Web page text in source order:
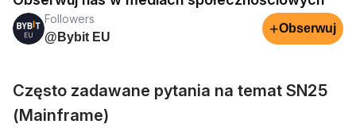
Followers
@Bybit EU
+Obserwuj
Często zadawane pytania na temat SN25
(Mainframe)